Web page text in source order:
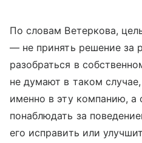
По словам Ветеркова,
— не принять решение за
разобраться в
не думают в таком
именно в эту компанию, а
понаблюдать за
его исправить или